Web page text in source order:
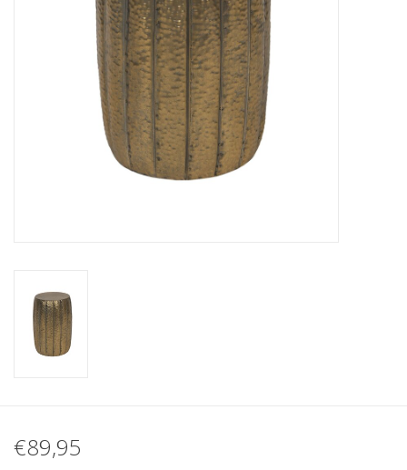
Kussens en plaids
Verlichting
Tuinmeubels en deco
Fake plants
€89,95